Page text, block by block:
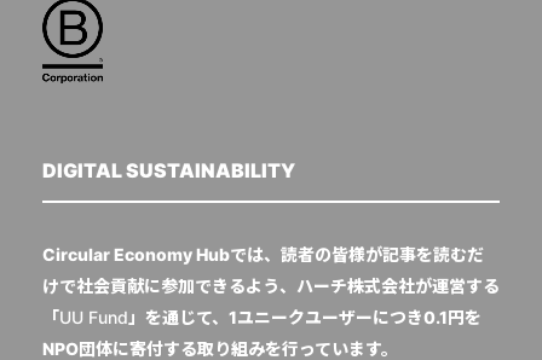
DIGITAL SUSTAINABILITY
Circular Economy Hubでは、読者の皆様が記事を読むだ
けで社会貢献に参加できるよう、ハーチ株式会社が運営する
「UU Fund 」を通じて、1ユニークユーザーにつき0.1円を
NPO団体に寄付する取り組みを行っています。